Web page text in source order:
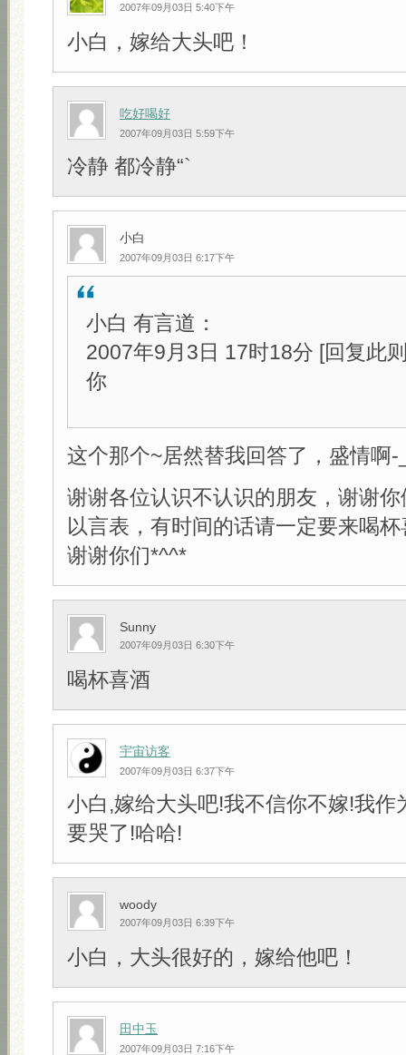
2007年09月03日 5:40下午
小白，嫁给大头吧！
吃好喝好
2007年09月03日 5:59下午
冷静 都冷静“`
小白
2007年09月03日 6:17下午
小白 有言道：
2007年9月3日 17时18分 [回复此
你
这个那个~居然替我回答了，盛情啊-
谢谢各位认识不认识的朋友，谢谢
以言表，有时间的话请一定要来喝
谢谢你们*^^*
Sunny
2007年09月03日 6:30下午
喝杯喜酒
宇宙访客
2007年09月03日 6:37下午
小白,嫁给大头吧!我不信你不嫁!我作
要哭了!哈哈!
woody
2007年09月03日 6:39下午
小白，大头很好的，嫁给他吧！
田中玉
2007年09月03日 7:16下午